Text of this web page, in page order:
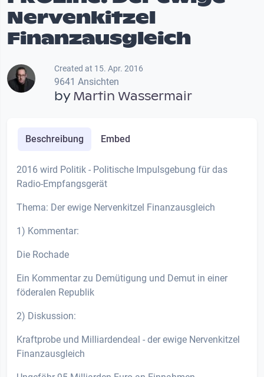
Nervenkitzel
Finanzausgleich
Created at 15. Apr. 2016
9641 Ansichten
byMartin Wassermair
Beschreibung Embed
2016 wird Politik - Politische Impulsgebung für das
Radio-Empfangsgerät
Thema: Der ewige Nervenkitzel Finanzausgleich
1) Kommentar:
Die Rochade
Ein Kommentar zu Demütigung und Demut in einer
föderalen Republik
2) Diskussion:
Kraftprobe und Milliardendeal - der ewige Nervenkitzel
Finanzausgleich